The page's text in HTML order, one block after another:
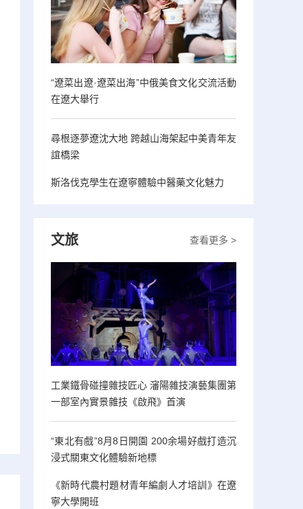
“遼菜出遼·遼菜出海”中俄美食文化交流活動
在遼大舉行
尋根逐夢遼沈大地 跨越山海架起中美青年友
誼橋梁
斯洛伐克學生在遼寧體驗中醫藥文化魅力
查看更多 >
文旅
工業鐵骨碰撞雜技匠心 瀋陽雜技演藝集團第
一部室內實景雜技《啟飛》首演
“東北有戲”8月8日開園 200余場好戲打造沉
浸式關東文化體驗新地標
《新時代農村題材青年編劇人才培訓》在遼
寧大學開班